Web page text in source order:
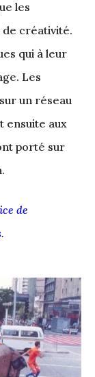
les
créativité.
qui à leur
Les
un réseau
ensuite aux
porté sur
de
.